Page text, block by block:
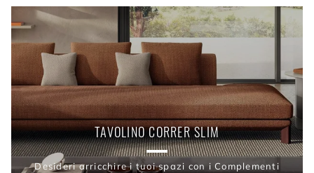
TAVOLINO CORRER SLIM
Desideri arricchire i tuoi spazi con i Complementi